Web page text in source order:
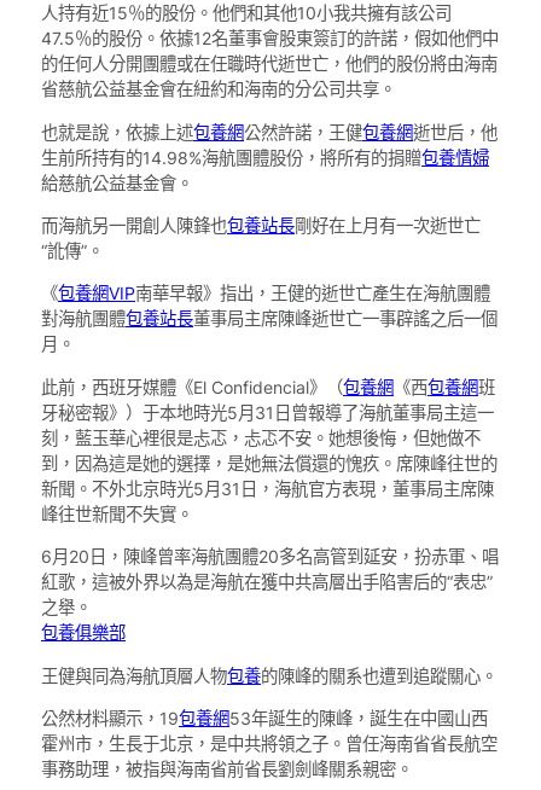
人持有近15％的股份。他們和其他10小我共擁有該公司
47.5％的股份。依據12名董事會股東簽訂的許諾，假如他們中
的任何人分開團體或在任職時代逝世亡，他們的股份將由海南
省慈航公益基金會在紐約和海南的分公司共享。
也就是說，依據上述包養網公然許諾，王健包養網逝世后，他
生前所持有的14.98%海航團體股份，將所有的捐贈包養情婦
給慈航公益基金會。
而海航另一開創人陳鋒也包養站長剛好在上月有一次逝世亡
“訛傳”。
《包養網VIP南華早報》指出，王健的逝世亡產生在海航團體
對海航團體包養站長董事局主席陳峰逝世亡一事辟謠之后一個
月。
此前，西班牙媒體《El Confidencial》（包養網 《西包養網班
牙秘密報》）于本地時光5月31日曾報導了海航董事局主這一
刻，藍玉華心裡很是忐忑，忐忑不安。她想後悔，但她做不
到，因為這是她的選擇，是她無法償還的愧疚。席陳峰往世的
新聞。不外北京時光5月31日，海航官方表現，董事局主席陳
峰往世新聞不失實。
6月20日，陳峰曾率海航團體20多名高管到延安，扮赤軍、唱
紅歌，這被外界以為是海航在獲中共高層出手陷害后的“表忠”
之舉。
包養俱樂部
王健與同為海航頂層人物包養的陳峰的關系也遭到追蹤關心。
公然材料顯示，19包養網53年誕生的陳峰，誕生在中國山西
霍州市，生長于北京，是中共將領之子。曾任海南省省長航空
事務助理，被指與海南省前省長劉劍峰關系親密。